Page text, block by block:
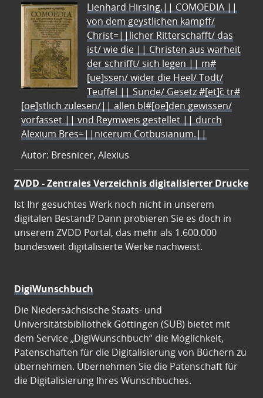
Lienhard Hirsing.|| COMOEDIA ||
von dem geystlichen kampff/
Christ=||licher Ritterschafft/ das
ist/ wie die || Christen aus warheit
der schrifft/ sich legen || m#
[ue]ssen/ wider die Heel/ Todt/
Teuffel || Sünde/ Gesetz #[et]c̃ tr#
[oe]stlich zulesen/|| allen bl#[oe]den gewissen/
vorfasset || vnd Reymweis gestellet || durch
Alexium Bres=||nicerum Cotbusianum.||
Autor: Bresnicer, Alexius
ZVDD - Zentrales Verzeichnis digitalisierter Drucke
Ist Ihr gesuchtes Werk noch nicht in unserem
digitalen Bestand? Dann probieren Sie es doch in
unserem ZVDD Portal, das mehr als 1.600.000
bundesweit digitalisierte Werke nachweist.
DigiWunschbuch
Die Niedersächsische Staats- und
Universitätsbibliothek Göttingen (SUB) bietet mit
dem Service „DigiWunschbuch” die Möglichkeit,
Patenschaften für die Digitalisierung von Büchern zu
übernehmen. Übernehmen Sie die Patenschaft für
die Digitalisierung Ihres Wunschbuches.